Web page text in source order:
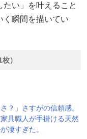
たい」を叶えること
く瞬間を描いてい
）
？」さすがの信頼感。
具職人が手掛ける天然
凄すぎた。